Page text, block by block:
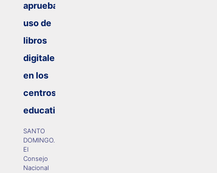
aprueba
uso de
libros
digitales
en los
centros
educativos
SANTO
DOMINGO.-
El
Consejo
Nacional